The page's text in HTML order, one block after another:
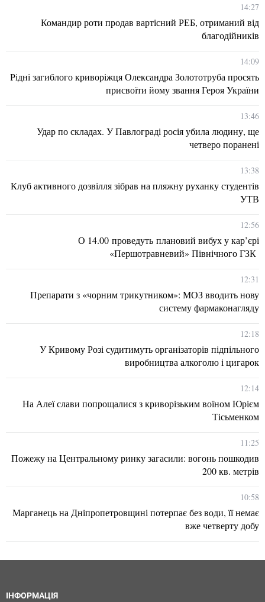
14:27
Командир роти продав вартісний РЕБ, отриманий від
благодійників
14:09
Рідні загиблого криворіжця Олександра Золототруба просять
присвоїти йому звання Героя України
13:46
Удар по складах. У Павлограді росія убила людину, ще
четверо поранені
13:38
Клуб активного дозвілля зібрав на пляжну руханку студентів
УТВ
12:56
О 14.00 проведуть плановий вибух у кар’єрі
«Першотравневий» Північного ГЗК
12:31
Препарати з «чорним трикутником»: МОЗ вводить нову
систему фармаконагляду
12:18
У Кривому Розі судитимуть організаторів підпільного
виробництва алкоголю і цигарок
12:14
На Алеї слави попрощалися з криворізьким воїном Юрієм
Тісьменком
11:25
Пожежу на Центральному ринку загасили: вогонь пошкодив
200 кв. метрів
10:58
Марганець на Дніпропетровщині потерпає без води, її немає
вже четверту добу
ІНФОРМАЦІЯ